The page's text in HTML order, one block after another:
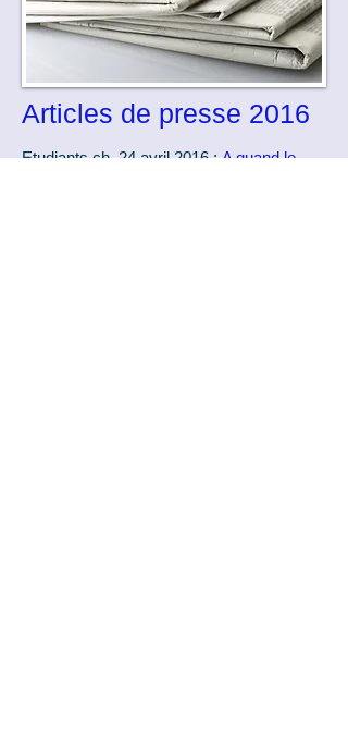
Articles de presse 2016
Etudiants.ch, 24 avril 2016 :A quand le